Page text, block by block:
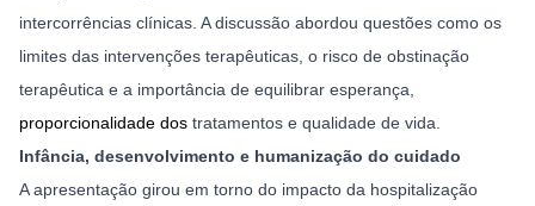
intercorrências clínicas. A discussão abordou questões como os
limites das intervenções terapêuticas, o risco de obstinação
proporcionalidade dos tratamentos e qualidade de vida.
Infância, desenvolvimento e humanização do cuidado
A apresentação girou em torno do impacto da hospitalização